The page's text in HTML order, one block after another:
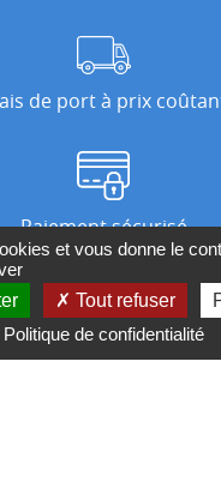
de port à prix
Paiement sécurisé
Nos magasins
et vous donne le
Tout refuser
Politique de confidentialité